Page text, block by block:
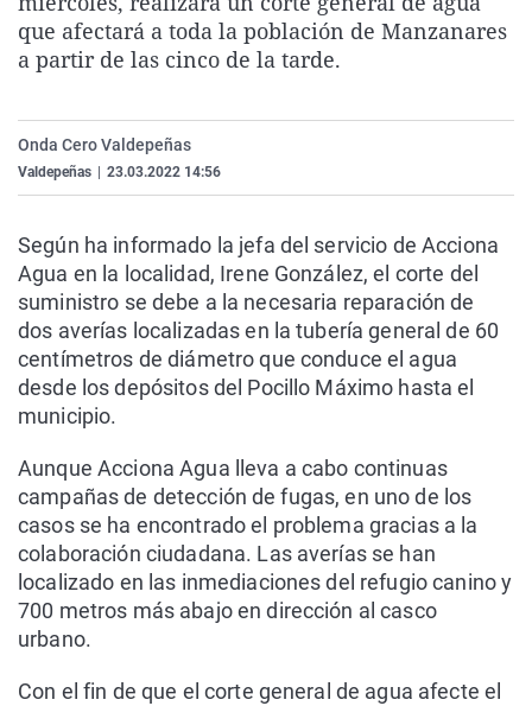
La rosa de los vientos
Caso
Extremadura
Virales
que afectará a toda la población de Manzanares
a partir de las cinco de la tarde.
Onda Cero Valdepeñas
Valdepeñas 23.03.2022 14:56
Según ha informado la jefa del servicio de Acciona
Agua en la localidad, Irene González, el corte del
suministro se debe a la necesaria reparación de
dos averías localizadas en la tubería general de 60
centímetros de diámetro que conduce el agua
desde los depósitos del Pocillo Máximo hasta el
municipio.
Aunque Acciona Agua lleva a cabo continuas
campañas de detección de fugas, en uno de los
casos se ha encontrado el problema gracias a la
colaboración ciudadana. Las averías se han
localizado en las inmediaciones del refugio canino y
700 metros más abajo en dirección al casco
urbano.
Con el fin de que el corte general de agua afecte el